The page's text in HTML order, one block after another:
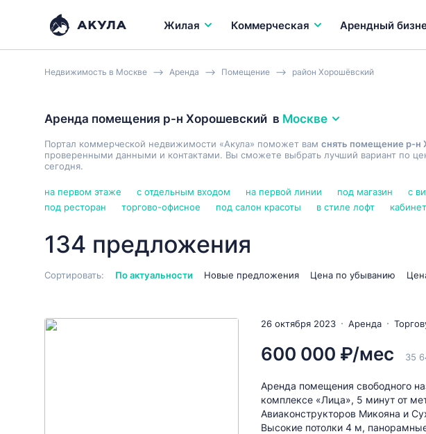
Жилая Коммерческая Арендный
Недвижимость в Москве Аренда Помещение район Хорошёвский
Аренда помещения р-н Хорошевский в Москве
Портал коммерческой недвижимости «Акула» поможет вам снять помещение р-н
проверенными данными и контактами. Вы сможете выбрать лучший вариант по
сегодня.
на первом этаже с отдельным входом на первой линии под магазин с
под ресторан
торгово-офисное под салон красоты в стиле лофт
134 предложения
Сортировать: По актуальности Новые предложения Цена по убыванию
26 октября 2023 Аренда
600 000 ₽/мес 35
Аренда помещения свободного
комплексе «Лица», 5 минут от
Авиаконструкторов Микояна и
Высокие потолки 4 м,